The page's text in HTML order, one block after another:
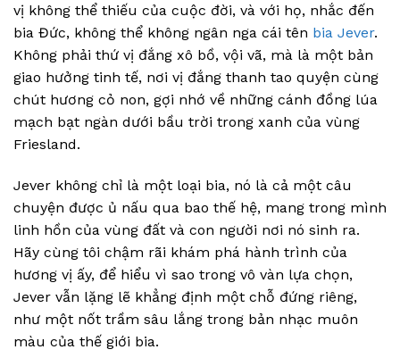
vị không thể thiếu của cuộc đời, và với họ, nhắc đến
bia Đức, không thể không ngân nga cái tên bia Jever.
Không phải thứ vị đắng xô bồ, vội vã, mà là một bản
giao hưởng tinh tế, nơi vị đắng thanh tao quyện cùng
chút hương cỏ non, gợi nhớ về những cánh đồng lúa
mạch bạt ngàn dưới bầu trời trong xanh của vùng
Friesland.
Jever không chỉ là một loại bia, nó là cả một câu
chuyện được ủ nấu qua bao thế hệ, mang trong mình
linh hồn của vùng đất và con người nơi nó sinh ra.
Hãy cùng tôi chậm rãi khám phá hành trình của
hương vị ấy, để hiểu vì sao trong vô vàn lựa chọn,
Jever vẫn lặng lẽ khẳng định một chỗ đứng riêng,
như một nốt trầm sâu lắng trong bản nhạc muôn
màu của thế giới bia.